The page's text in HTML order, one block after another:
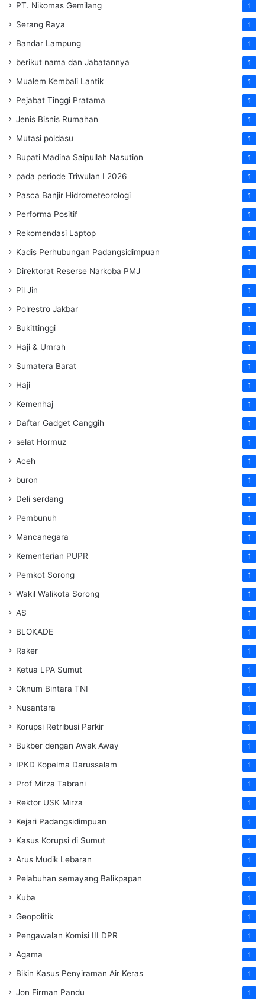
PT. Nikomas Gemilang 1
Serang Raya 1
Bandar Lampung 1
berikut nama dan Jabatannya 1
Mualem Kembali Lantik 1
Pejabat Tinggi Pratama 1
Jenis Bisnis Rumahan 1
Mutasi poldasu 1
Bupati Madina Saipullah Nasution 1
pada periode Triwulan I 2026 1
Pasca Banjir Hidrometeorologi 1
Performa Positif 1
Rekomendasi Laptop 1
Kadis Perhubungan Padangsidimpuan 1
Direktorat Reserse Narkoba PMJ 1
Pil Jin 1
Polrestro Jakbar 1
Bukittinggi 1
Haji & Umrah 1
Sumatera Barat 1
Haji 1
Kemenhaj 1
Daftar Gadget Canggih 1
selat Hormuz 1
Aceh 1
buron 1
Deli serdang 1
Pembunuh 1
Mancanegara 1
Kementerian PUPR 1
Pemkot Sorong 1
Wakil Walikota Sorong 1
AS 1
BLOKADE 1
Raker 1
Ketua LPA Sumut 1
Oknum Bintara TNI 1
Nusantara 1
Korupsi Retribusi Parkir 1
Bukber dengan Awak Away 1
IPKD Kopelma Darussalam 1
Prof Mirza Tabrani 1
Rektor USK Mirza 1
Kejari Padangsidimpuan 1
Kasus Korupsi di Sumut 1
Arus Mudik Lebaran 1
Pelabuhan semayang Balikpapan 1
Kuba 1
Geopolitik 1
Pengawalan Komisi III DPR 1
Agama 1
Bikin Kasus Penyiraman Air Keras 1
Jon Firman Pandu 1